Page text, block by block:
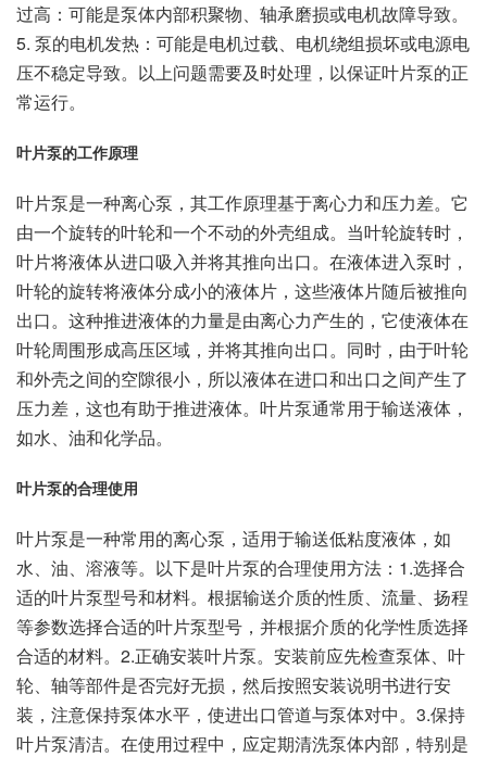
过高：可能是泵体内部积聚物、轴承磨损或电机故障导致。
5. 泵的电机发热：可能是电机过载、电机绕组损坏或电源电
压不稳定导致。以上问题需要及时处理，以保证叶片泵的正
常运行。
叶片泵的工作原理
叶片泵是一种离心泵，其工作原理基于离心力和压力差。它
由一个旋转的叶轮和一个不动的外壳组成。当叶轮旋转时，
叶片将液体从进口吸入并将其推向出口。在液体进入泵时，
叶轮的旋转将液体分成小的液体片，这些液体片随后被推向
出口。这种推进液体的力量是由离心力产生的，它使液体在
叶轮周围形成高压区域，并将其推向出口。同时，由于叶轮
和外壳之间的空隙很小，所以液体在进口和出口之间产生了
压力差，这也有助于推进液体。叶片泵通常用于输送液体，
如水、油和化学品。
叶片泵的合理使用
叶片泵是一种常用的离心泵，适用于输送低粘度液体，如
水、油、溶液等。以下是叶片泵的合理使用方法：1.选择合
适的叶片泵型号和材料。根据输送介质的性质、流量、扬程
等参数选择合适的叶片泵型号，并根据介质的化学性质选择
合适的材料。2.正确安装叶片泵。安装前应先检查泵体、叶
轮、轴等部件是否完好无损，然后按照安装说明书进行安
装，注意保持泵体水平，使进出口管道与泵体对中。3.保持
叶片泵清洁。在使用过程中，应定期清洗泵体内部，特别是